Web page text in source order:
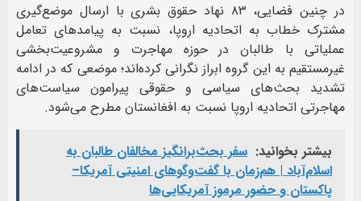
در چنین فضایی، ۸۳ نهاد حقوق بشری با ارسال موضع‌گیری
مشترک خطاب به اتحادیه اروپا، نسبت به پیامدهای تعامل
عملیاتی با طالبان در حوزه مهاجرت و مشروعیت‌بخشی
غیرمستقیم به این گروه ابراز نگرانی کرده‌اند؛ موضعی که در ادامه
تشدید بحث‌های سیاسی و حقوقی پیرامون سیاست‌های
مهاجرتی اتحادیه اروپا نسبت به افغانستان مطرح می‌شود.
بیشتر بخوانید: سفر بحث‌برانگیز مخالفان طالبان به
اسلام‌آباد | هم‌زمان با گفت‌وگوهای امنیتی آمریکا–
پاکستان و حضور مرموز آمریکایی‌ها